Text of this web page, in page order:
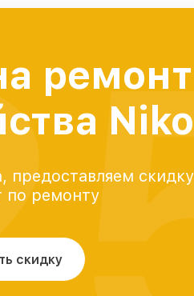
ремонт
предоставляем скидку
по ремонту
скидку